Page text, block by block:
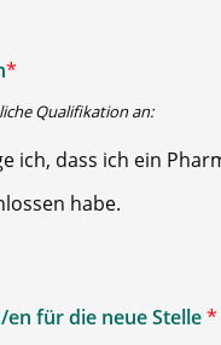
*
Qualifikation an:
ich, dass ich ein
habe.
für die neue Stelle*